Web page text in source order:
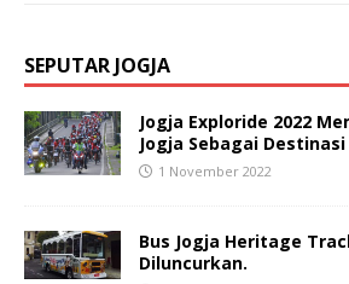
SEPUTAR JOGJA
Jogja Exploride 2022
Jogja Sebagai
1 November 2022
Bus Jogja Heritage
Diluncurkan.